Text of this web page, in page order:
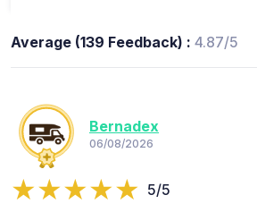
Average (139 Feedback) : 4.87/5
Bernadex
06/08/2026
5/5